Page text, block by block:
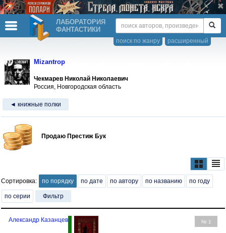
ЛАБОРАТОРИЯ
ФАНТАСТИКИ
расширенный
поиск по жанру
Mizantrop
Чекмарев Николай Николаевич
Россия, Новгородская область
◄ книжные полки
Продаю Престиж Бук
Сортировка: по порядку по дате по автору по названию по году
по серии Фильтр
№ 1
Александр Казанцев